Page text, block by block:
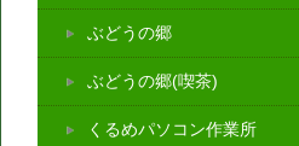
ぶどうの郷
ぶどうの郷(喫茶)
くるめパソコン作業所